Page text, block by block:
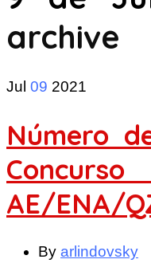
archive
Jul 09 2021
Número
AE/ENA/
By arlindovsky